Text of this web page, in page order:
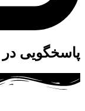
پاسخگویی